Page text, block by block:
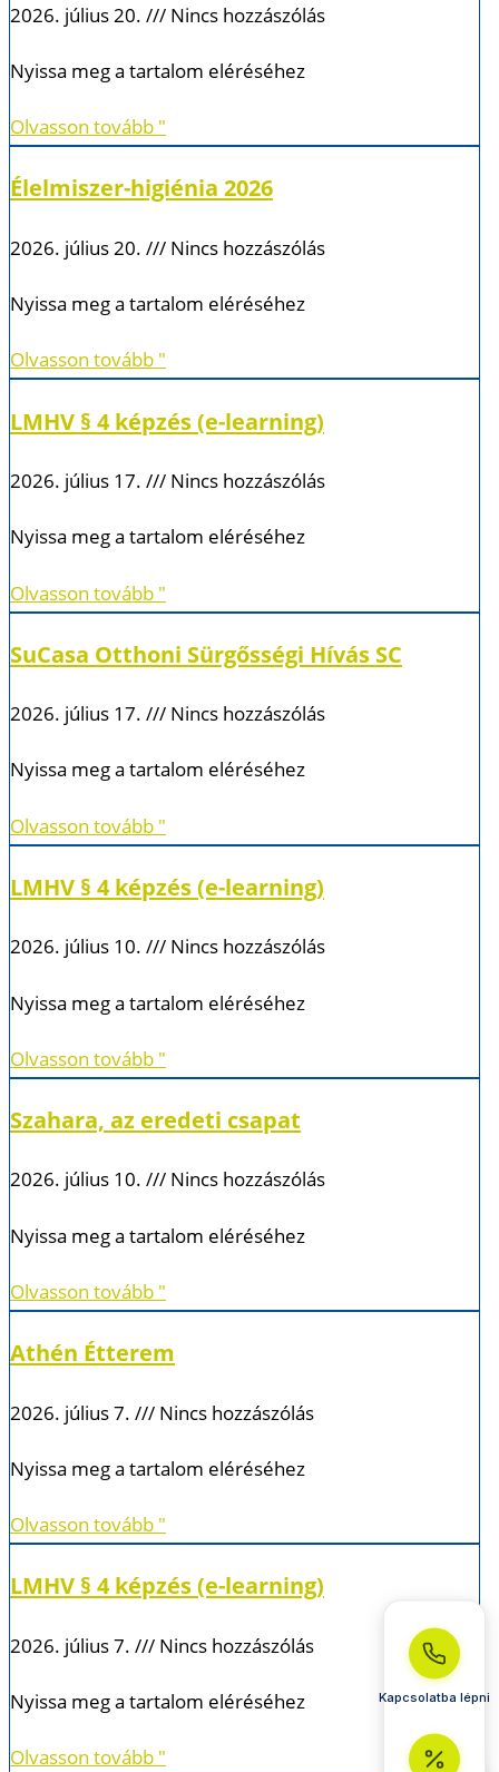
2026. július 20. Nincs hozzászólás
Nyissa meg a tartalom eléréséhez
Olvasson tovább "
Élelmiszer-higiénia 2026
2026. július 20. Nincs hozzászólás
Nyissa meg a tartalom eléréséhez
Olvasson tovább "
LMHV § 4 képzés (e-learning)
2026. július 17. Nincs hozzászólás
Nyissa meg a tartalom eléréséhez
Olvasson tovább "
SuCasa Otthoni Sürgősségi Hívás SC
2026. július 17. Nincs hozzászólás
Nyissa meg a tartalom eléréséhez
Olvasson tovább "
LMHV § 4 képzés (e-learning)
2026. július 10. Nincs hozzászólás
Nyissa meg a tartalom eléréséhez
Olvasson tovább "
Szahara, az eredeti csapat
2026. július 10. Nincs hozzászólás
Nyissa meg a tartalom eléréséhez
Olvasson tovább "
Athén Étterem
2026. július 7. Nincs hozzászólás
Nyissa meg a tartalom eléréséhez
Olvasson tovább "
LMHV § 4 képzés (e-learning)
2026. július 7. Nincs hozzászólás
Nyissa meg a tartalom eléréséhez
Olvasson tovább "
Kapcsolatba lépni